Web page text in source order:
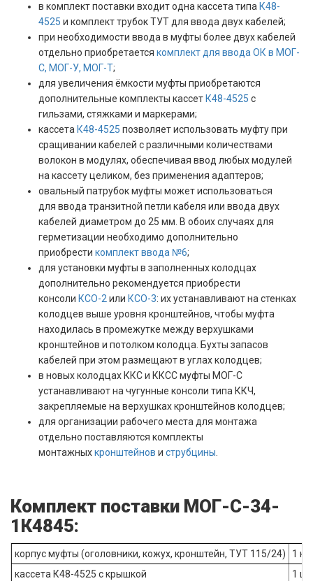
в комплект поставки входит одна кассета типа К48-
4525 и комплект трубок ТУТ для ввода двух кабелей;
при необходимости ввода в муфты более двух кабелей
отдельно приобретается комплект для ввода ОК в МОГ-
С, МОГ-У, МОГ-Т;
для увеличения ёмкости муфты приобретаются
дополнительные комплекты кассет К48-4525 с
гильзами, стяжками и маркерами;
кассета К48-4525 позволяет использовать муфту при
сращивании кабелей с различными количествами
волокон в модулях, обеспечивая ввод любых модулей
на кассету целиком, без применения адаптеров;
овальный патрубок муфты может использоваться
для ввода транзитной петли кабеля или ввода двух
кабелей диаметром до 25 мм. В обоих случаях для
герметизации необходимо дополнительно
приобрести комплект ввода №6;
для установки муфты в заполненных колодцах
дополнительно рекомендуется приобрести
консоли КСО-2или КСО-3: их устанавливают на стенках
колодцев выше уровня кронштейнов, чтобы муфта
находилась в промежутке между верхушками
кронштейнов и потолком колодца. Бухты запасов
кабелей при этом размещают в углах колодцев;
в новых колодцах ККС и ККСС муфты МОГ-С
устанавливают на чугунные консоли типа ККЧ,
закрепляемые на верхушках кронштейнов колодцев;
для организации рабочего места для монтажа
отдельно поставляются комплекты
монтажныхкронштейнов и струбцины.
Комплект поставки МОГ-С-34-
1К4845:
корпус муфты (оголовники, кожух, кронштейн, ТУТ 115/24)
1
кассета К48-4525 с крышкой
1